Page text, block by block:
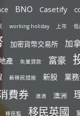
BNO Casetify
working holiday 上市 低
加密貨幣交易所 加
產 失業貸款 富豪
新移民措施 新股 業
費券 滴滴 澳洲
移民監 移民英國